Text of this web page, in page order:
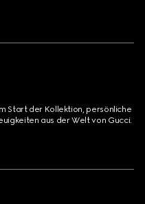
Start der Kollektion, persönliche
aus der Welt von Gucci.